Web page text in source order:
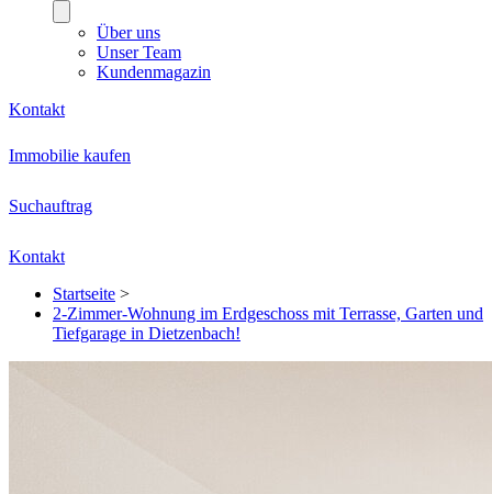
Über uns
Unser Team
Kundenmagazin
Kontakt
Immobilie kaufen
Suchauftrag
Kontakt
Startseite >
2-Zimmer-Wohnung im Erdgeschoss mit Terrasse, Garten und
Tiefgarage in Dietzenbach!